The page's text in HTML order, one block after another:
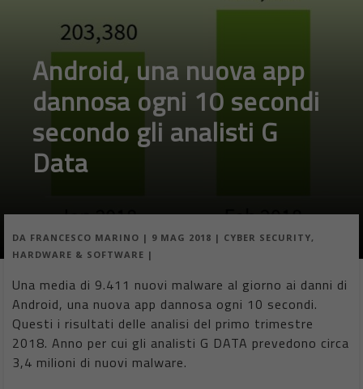
Android, una nuova app
dannosa ogni 10 secondi
secondo gli analisti G
Data
DA FRANCESCO MARINO | 9 MAG 2018 | CYBER SECURITY,
HARDWARE & SOFTWARE |
Una media di 9.411 nuovi malware al giorno ai danni di
Android, una nuova app dannosa ogni 10 secondi.
Questi i risultati delle analisi del primo trimestre
2018. Anno per cui gli analisti G DATA prevedono circa
3,4 milioni di nuovi malware.